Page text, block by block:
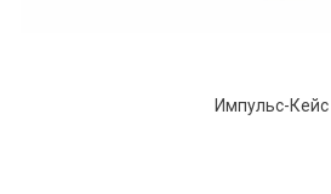
Импульс-Кейс